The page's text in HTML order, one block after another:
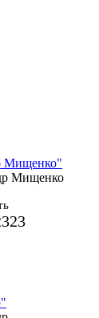
Мищенко"